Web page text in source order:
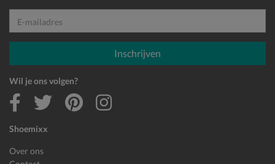
Shoemixx
Over ons
E-mailadres
Inschrijven
Wil je ons volgen?